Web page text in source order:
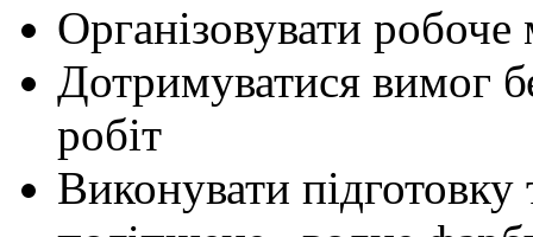
Організовувати робоче
Дотримуватися вимог
робіт
Виконувати